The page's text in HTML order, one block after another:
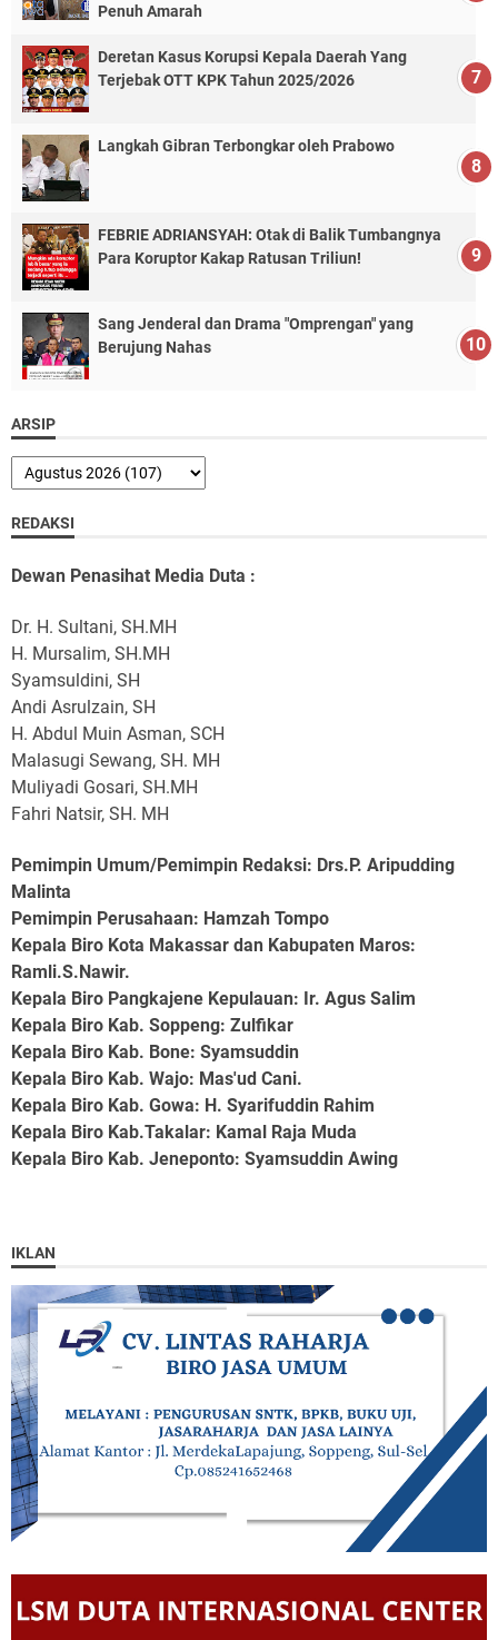
Penuh Amarah
Deretan Kasus Korupsi Kepala Daerah Yang
Terjebak OTT KPK Tahun 2025/2026
Langkah Gibran Terbongkar oleh Prabowo
FEBRIE ADRIANSYAH: Otak di Balik Tumbangnya
Para Koruptor Kakap Ratusan Triliun!
Sang Jenderal dan Drama "Omprengan" yang
Berujung Nahas
ARSIP
REDAKSI
Dewan Penasihat Media Duta :
Dr. H. Sultani, SH.MH
H. Mursalim, SH.MH
Syamsuldini, SH
Andi Asrulzain, SH
H. Abdul Muin Asman, SCH
Malasugi Sewang, SH. MH
Muliyadi Gosari, SH.MH
Fahri Natsir, SH. MH
Pemimpin Umum/Pemimpin Redaksi: Drs.P. Aripudding
Malinta
Pemimpin Perusahaan: Hamzah Tompo
Kepala Biro Kota Makassar dan Kabupaten Maros:
Ramli.S.Nawir.
Kepala Biro Pangkajene Kepulauan: Ir. Agus Salim
Kepala Biro Kab. Soppeng: Zulfikar
Kepala Biro Kab. Bone: Syamsuddin
Kepala Biro Kab. Wajo: Mas'ud Cani.
Kepala Biro Kab. Gowa: H. Syarifuddin Rahim
Kepala Biro Kab.Takalar: Kamal Raja Muda
Kepala Biro Kab. Jeneponto: Syamsuddin Awing
IKLAN